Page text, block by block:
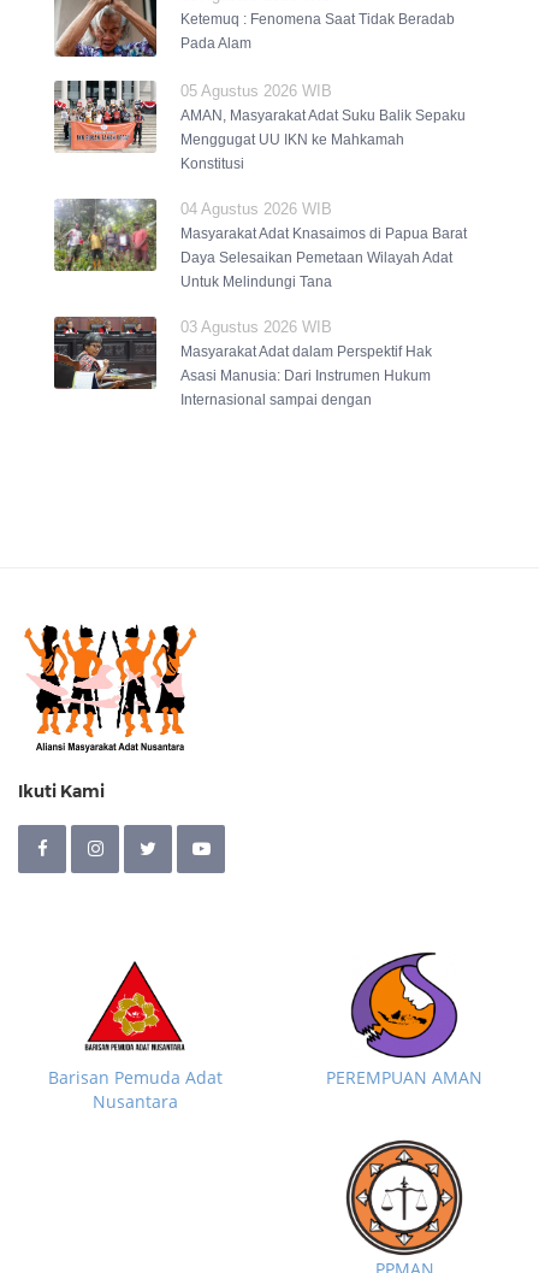
Ketemuq : Fenomena Saat Tidak Beradab
Pada Alam
05 Agustus 2026 WIB
AMAN, Masyarakat Adat Suku Balik Sepaku
Menggugat UU IKN ke Mahkamah
Konstitusi
04 Agustus 2026 WIB
Masyarakat Adat Knasaimos di Papua Barat
Daya Selesaikan Pemetaan Wilayah Adat
Untuk Melindungi Tana
03 Agustus 2026 WIB
Masyarakat Adat dalam Perspektif Hak
Asasi Manusia: Dari Instrumen Hukum
Internasional sampai dengan
Ikuti Kami
Barisan Pemuda Adat
Nusantara
PEREMPUAN AMAN